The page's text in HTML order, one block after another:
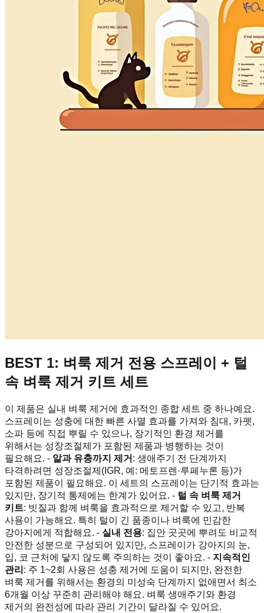
BEST 1: 벼룩 제거 전용 스프레이 + 털
속 벼룩 제거 키트 세트
이 제품은 실내 벼룩 제거에 효과적인 종합 세트 중 하나예요.
스프레이는 성충에 대한 빠른 사멸 효과를 가져와 침대, 카펫,
소파 등에 직접 뿌릴 수 있으나, 장기적인 환경 제거를
위해서는 성장조절제가 포함된 제품과 병행하는 것이
필요해요. - 알과 유충까지 제거 : 생애주기 전 단계까지
타격하려면 성장조절제(IGR, 예: 메토프렌·루페누론 등)가
포함된 제품이 필요해요. 이 세트의 스프레이는 단기적 효과는
있지만, 장기적 통제에는 한계가 있어요. - 털 속 벼룩 제거
키트: 빗질과 함께 벼룩을 효과적으로 제거할 수 있고, 반복
사용이 가능해요. 특히 털이 긴 품종이나 벼룩에 민감한
강아지에게 적합해요. - 실내 전용: 집안 곳곳에 뿌려도 비교적
안전한 성분으로 구성되어 있지만, 스프레이가 강아지의 눈,
입, 코 근처에 닿지 않도록 주의하는 것이 좋아요. - 지속적인
관리 : 주 1~2회 사용은 성충 제거에 도움이 되지만, 완전한
벼룩 제거를 위해서는 환경의 미성숙 단계까지 없애면서 최소
6개월 이상 꾸준히 관리해야 해요. 벼룩 생애주기와 환경
제거의 완전성에 따라 관리 기간이 달라질 수 있어요.